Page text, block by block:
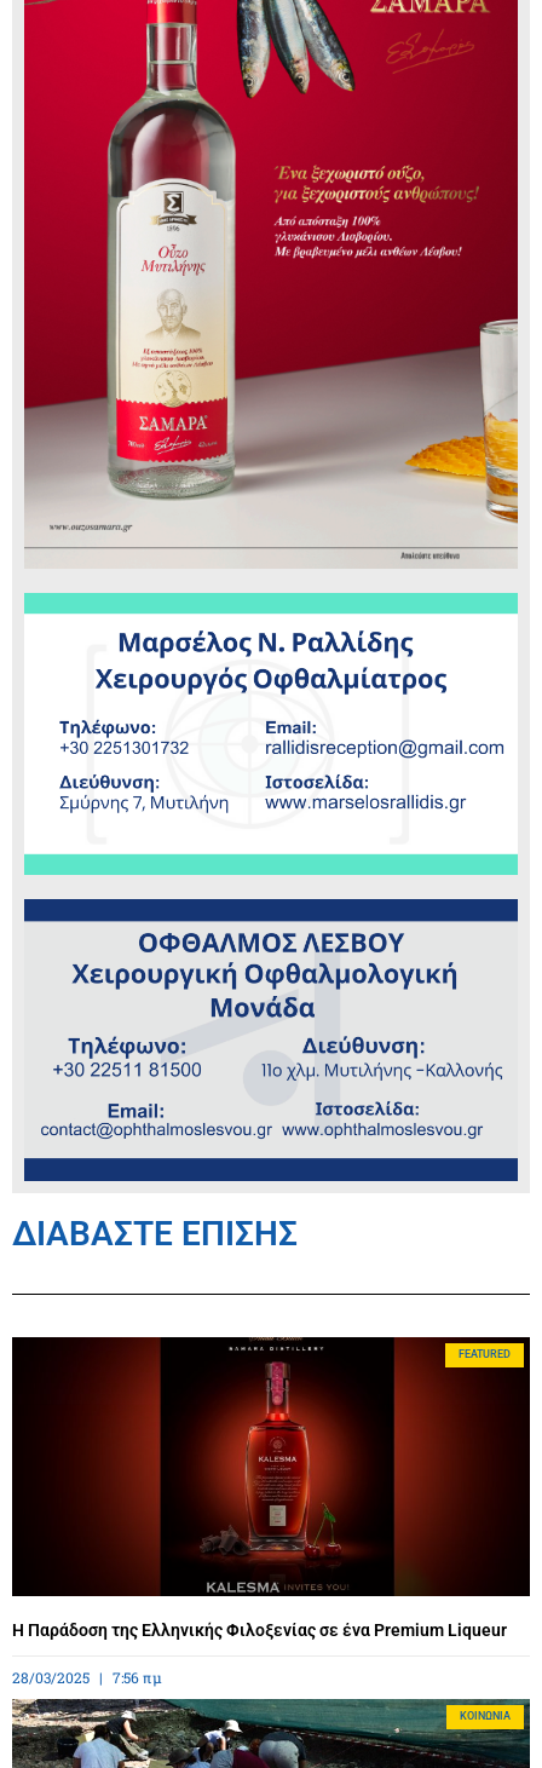
ΔΙΑΒΑΣΤΕ ΕΠΙΣΗΣ
FEATURED
Η Παράδοση της Ελληνικής Φιλοξενίας σε ένα Premium Liqueur
28/03/2025 7:56 πμ
ΚΟΙΝΩΝΊΑ